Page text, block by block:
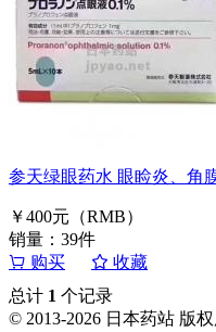
参天绿眼药水 眼睑炎、角
￥400元（RMB）
销量：39件
购买
收藏
总计 1 个记录
© 2013-2026 日本药站 版